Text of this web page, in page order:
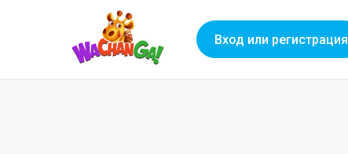
Вход или регистрация